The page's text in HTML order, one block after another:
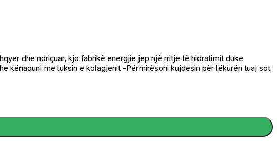
dhe ndriçuar, kjo fabrikë energjie jep një rritje të hidratimit duke
kënaquni me luksin e kolagjenit -Përmirësoni kujdesin për lëkurën tuaj sot.